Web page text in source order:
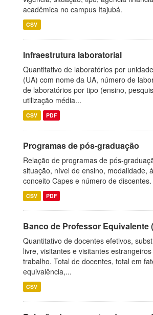
acadêmica no campus Itajubá.
CSV
Infraestrutura laboratorial
Quantitativo de laboratórios por
(UA) com nome da UA, número de
de laboratórios por tipo (ensino,
utilização média...
CSV PDF
Programas de pós-graduação
Relação de programas de pós-
situação, nível de ensino, modalidade,
conceito Capes e número de discentes.
CSV PDF
Banco de Professor Equivalente
Quantitativo de docentes efetivos,
livre, visitantes e visitantes
trabalho. Total de docentes, total em
equivalência,...
CSV